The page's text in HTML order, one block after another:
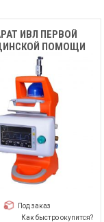
ИВЛ ПЕРВОЙ
ПОМОЩИ
CWH-2020
Под заказ
Как быстро окупится?